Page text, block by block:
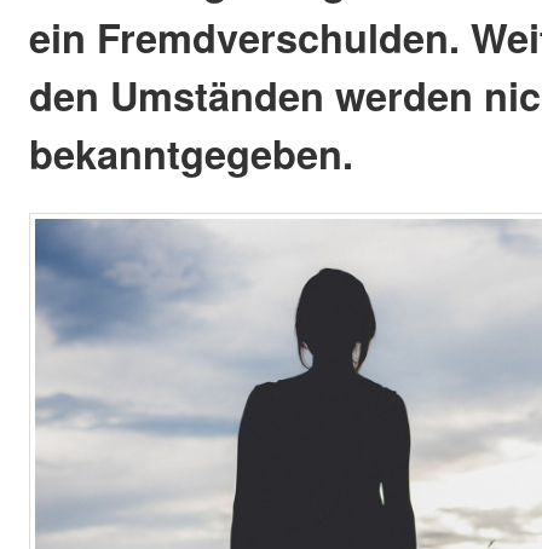
ein Fremdverschulden.
den Umständen werden
bekanntgegeben.